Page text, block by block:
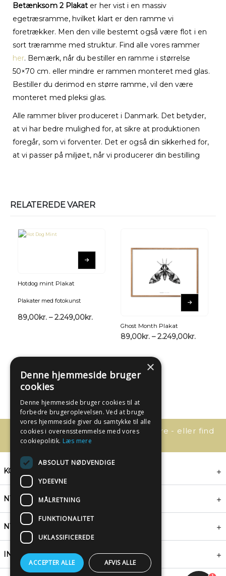
Betænksom 2 Plakat er her vist i en massiv
egetræsramme, hvilket klart er den ramme vi
foretrækker. Men den ville bestemt også være flot i en
sort træramme med struktur. Find alle vores rammer
her. Bemærk, når du bestiller en ramme i størrelse
50×70 cm. eller mindre er rammen monteret med glas.
Bestiller du derimod en større ramme, vil den være
monteret med pleksi glas.
Alle rammer bliver produceret i Danmark. Det betyder,
at vi har bedre mulighed for, at sikre at produktionen
foregår, som vi forventer. Det er også din sikkerhed for,
at vi passer på miljøet, når vi producerer din bestilling
RELATEREDE VARER
Hotdog mint Plakat
Plakater med fotokunst
89,00kr. – 2.249,00kr.
Ghost Month Plakat
89,00kr. – 2.249,00kr.
Har du spørgsmål, så kontakt os bare - eller find
svaret her:
KONTAKT
NYHEDSBREV
NYTTIGE LINKS
INSPIRATION
×
Denne hjemmeside bruger
cookies
Denne hjemmeside bruger cookies til at
forbedre brugeroplevelsen. Ved at bruge
vores hjemmeside giver du samtykke til alle
cookies i overensstemmelse med vores
cookiepolitik. Læs mere
ABSOLUT NØDVENDIGE
YDEEVNE
MÅLRETNING
FUNKTIONALITET
UKLASSIFICEREDE
ACCEPTER ALLE AFVIS ALLE